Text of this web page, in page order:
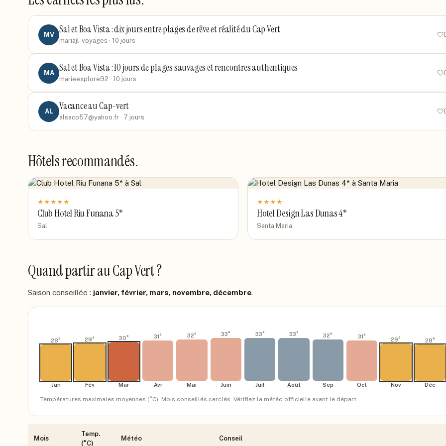
MV Sal et Boa Vista : dix jours entre plages de rêve et réalité du Cap Vert
mariajl-voyages · 10 jours
MA Sal et Boa Vista : 10 jours de plages sauvages et rencontres authentiques
marieexplore92 · 10 jours
AL Vacance au Cap-vert
alsaco57@yahoo.fr · 7 jours
Hôtels recommandés.
★ ★ ★ ★ ★
Club Hotel Riu Funana 5*
Sal
★ ★ ★ ★
Hotel Design Las Dunas 4*
Santa Maria
Quand partirau Cap Vert?
Saison conseillée : janvier, février, mars, novembre, décembre.
28°
Jan
29°
Fév
30°
Mar
31°
Avr
32°
Mai
33°
Juin
33°
Juil
33°
Août
32°
Sep
31°
Oct
29°
Nov
28°
Déc
Températures maximales moyennes (°C). Mois conseillés cerclés. Vérifiez la météo officielle avant le départ.
Mois
Temp.
(°C)
Météo Conseil